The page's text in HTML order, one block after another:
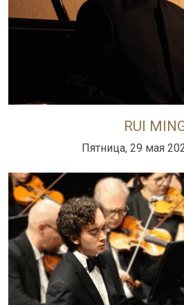
RUI
Пятница, 29 мая